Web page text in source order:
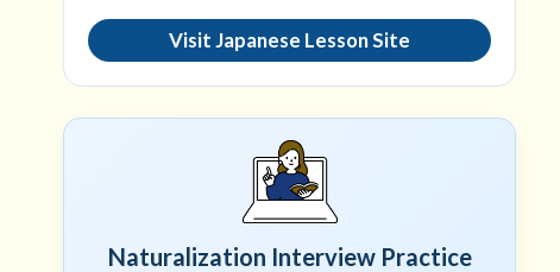
Visit Japanese Lesson Site
Naturalization Interview Practice